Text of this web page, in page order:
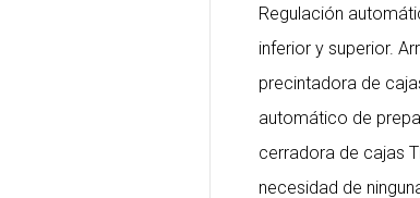
Regulación
inferior y superior.
precintadora de
automático de
cerradora de cajas
necesidad de